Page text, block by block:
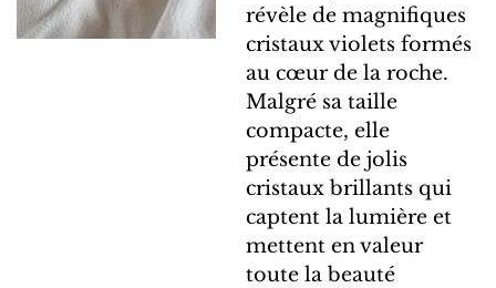
révèle de magnifiques
cristaux violets formés
au cœur de la roche.
Malgré sa taille
compacte, elle
présente de jolis
cristaux brillants qui
captent la lumière et
mettent en valeur
toute la beauté